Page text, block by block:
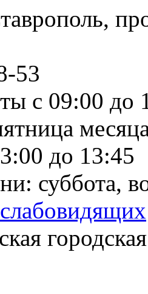
53
с 09:00 до
до 13:45
суббота,